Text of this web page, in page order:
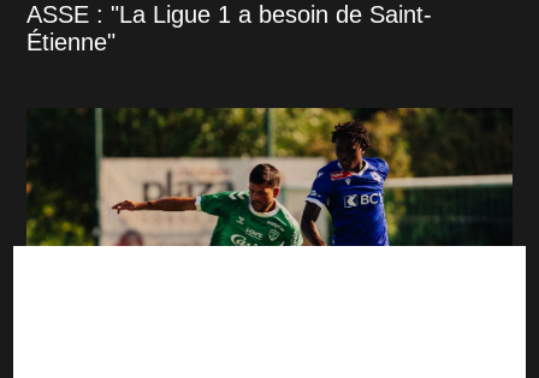
ASSE : "La Ligue 1 a besoin de Saint-
Étienne"